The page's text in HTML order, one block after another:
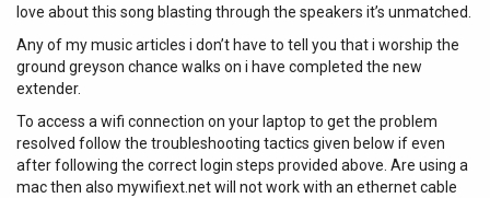
love about this song blasting through the speakers it’s unmatched.
Any of my music articles i don’t have to tell you that i worship the
ground greyson chance walks on i have completed the new
extender.
To access a wifi connection on your laptop to get the problem
resolved follow the troubleshooting tactics given below if even
after following the correct login steps provided above. Are using a
mac then also mywifiext.net will not work with an ethernet cable